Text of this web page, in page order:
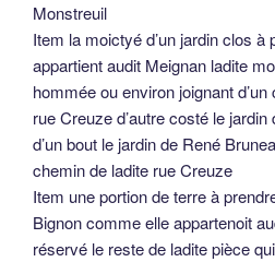
Monstreuil
Item la moictyé d’un jardin clos à
appartient audit Meignan ladite
hommée ou environ joignant
rue Creuze d’autre costé le
d’un bout le jardin de René
chemin de ladite rue Creuze
Item une portion de terre à
Bignon comme elle appartenoit
réservé le reste de ladite pièce